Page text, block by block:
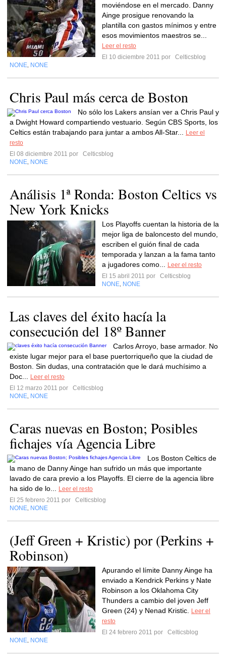
moviéndose en el mercado. Danny
Ainge prosigue renovando la
plantilla con gastos mínimos y entre
esos movimientos maestros se...
Leer el resto
El 10 diciembre 2011 por
Celticsblog
NONE NONE
Chris Paul más cerca de Boston
No sólo los Lakers ansían ver a Chris Paul y
a Dwight Howard compartiendo vestuario. Según CBS Sports, los
Celtics están trabajando para juntar a ambos All-Star...
Leer el
resto
El 08 diciembre 2011 por
Celticsblog
NONE NONE
Análisis 1ª Ronda: Boston Celtics vs
New York Knicks
Los Playoffs cuentan la historia de la
mejor liga de baloncesto del mundo,
escriben el guión final de cada
temporada y lanzan a la fama tanto
a jugadores como...
Leer el resto
El 15 abril 2011 por
Celticsblog
NONE NONE
Las claves del éxito hacía la
consecución del 18º Banner
Carlos Arroyo, base armador. No
existe lugar mejor para el base puertorriqueño que la ciudad de
Boston. Sin dudas, una contratación que le dará muchísimo a
Doc...
Leer el resto
El 12 marzo 2011 por
Celticsblog
NONE NONE
Caras nuevas en Boston; Posibles
fichajes vía Agencia Libre
Los Boston Celtics de
la mano de Danny Ainge han sufrido un más que importante
lavado de cara previo a los Playoffs. El cierre de la agencia libre
ha sido de lo...
Leer el resto
El 25 febrero 2011 por
Celticsblog
NONE NONE
(Jeff Green + Kristic) por (Perkins +
Robinson)
Apurando el límite Danny Ainge ha
enviado a Kendrick Perkins y Nate
Robinson a los Oklahoma City
Thunders a cambio del joven Jeff
Green (24) y Nenad Kristic.
Leer el
resto
El 24 febrero 2011 por
Celticsblog
NONE NONE